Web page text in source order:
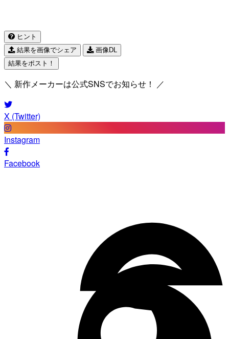
ヒント
結果を画像でシェア
画像DL
結果をポスト！
＼ 新作メーカーは公式SNSでお知らせ！ ／
X (Twitter)
Instagram
Facebook